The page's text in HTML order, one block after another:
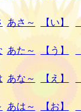
あさ～ 【い】
あた～ 【う】
あな～ 【え】
あは～ 【お】